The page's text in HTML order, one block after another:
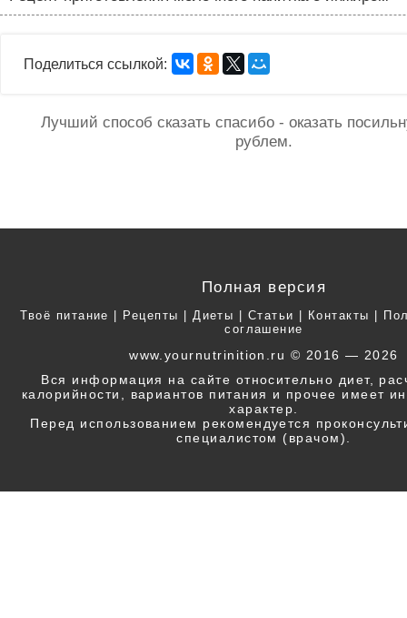
Поделиться ссылкой:
Лучший способ сказать спасибо - оказать
рублем.
Полная версия
Твоё питание Рецепты |Диеты Статьи Контакты
соглашение
www.yournutrinition.ru © 2016 — 2026
Вся информация на сайте относительно диет,
калорийности, вариантов питания и прочее имеет
характер.
Перед использованием рекомендуется
специалистом (врачом).